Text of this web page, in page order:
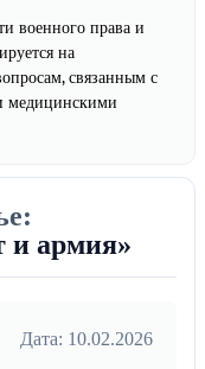
военного права и
на
связанным с
медицинскими
и армия»
Дата: 10.02.2026